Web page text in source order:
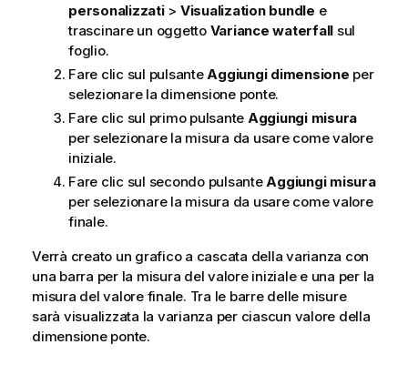
personalizzati> Visualization bundle e
trascinare un oggetto Variance waterfall sul
foglio.
Fare clic sul pulsanteAggiungi dimensione per
selezionare la dimensione ponte.
Fare clic sul primo pulsante Aggiungi misura
per selezionare la misura da usare come valore
iniziale.
Fare clic sul secondo pulsanteAggiungi misura
per selezionare la misura da usare come valore
finale.
Verrà creato un grafico a cascata della varianza con
una barra per la misura del valore iniziale e una per la
misura del valore finale. Tra le barre delle misure
sarà visualizzata la varianza per ciascun valore della
dimensione ponte.